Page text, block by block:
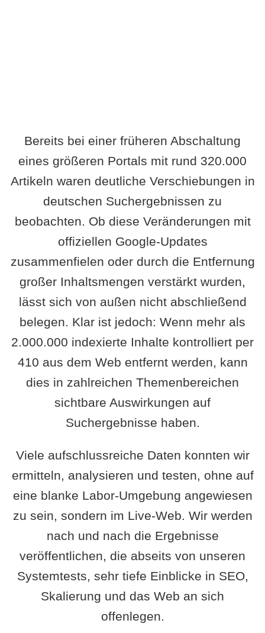
Bereits bei einer früheren Abschaltung
eines größeren Portals mit rund 320.000
Artikeln waren deutliche Verschiebungen in
deutschen Suchergebnissen zu
beobachten. Ob diese Veränderungen mit
offiziellen Google-Updates
zusammenfielen oder durch die Entfernung
großer Inhaltsmengen verstärkt wurden,
lässt sich von außen nicht abschließend
belegen. Klar ist jedoch: Wenn mehr als
2.000.000 indexierte Inhalte kontrolliert per
410 aus dem Web entfernt werden, kann
dies in zahlreichen Themenbereichen
sichtbare Auswirkungen auf
Suchergebnisse haben.
Viele aufschlussreiche Daten konnten wir
ermitteln, analysieren und testen, ohne auf
eine blanke Labor-Umgebung angewiesen
zu sein, sondern im Live-Web. Wir werden
nach und nach die Ergebnisse
veröffentlichen, die abseits von unseren
Systemtests, sehr tiefe Einblicke in SEO,
Skalierung und das Web an sich
offenlegen.